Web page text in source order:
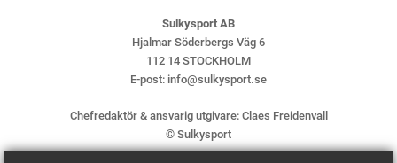
Sulkysport AB
Hjalmar Söderbergs Väg 6
112 14 STOCKHOLM
E-post: info@sulkysport.se
Chefredaktör & ansvarig utgivare: Claes Freidenvall
© Sulkysport